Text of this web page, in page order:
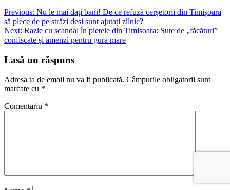
Navigare
în
articole
Previous: Nu le mai dați bani! De ce refuză cerșetorii din Timișoara
să plece de pe străzi deși sunt ajutați zilnic?
Next: Razie cu scandal în piețele din Timișoara: Sute de „făcături”
confiscate și amenzi pentru gura mare
Lasă un răspuns
Adresa ta de email nu va fi publicată. Câmpurile obligatorii sunt
marcate cu *
Comentariu *